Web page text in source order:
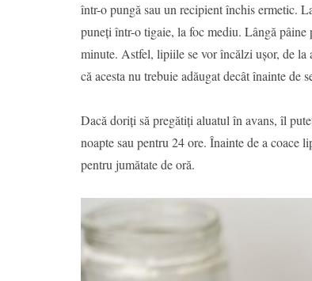
într-o pungă sau un recipient închis ermetic.
puneți într-o tigaie, la foc mediu. Lângă
minute. Astfel, lipiile se vor încălzi ușor, de
că acesta nu trebuie adăugat decât înainte de
Dacă doriți să pregătiți aluatul în avans, îl
noapte sau pentru 24 ore. Înainte de a coace
pentru jumătate de oră.